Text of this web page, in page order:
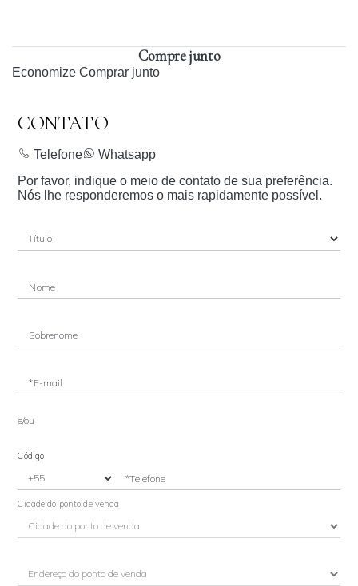
Compre junto
Economize Comprar junto
CONTATO
Telefone
Whatsapp
Por favor, indique o meio de contato de sua preferência.
Nós lhe responderemos o mais rapidamente possível.
Nome
Sobrenome
*E-mail
e/ou
Código
*Telefone
Cidade do ponto de venda